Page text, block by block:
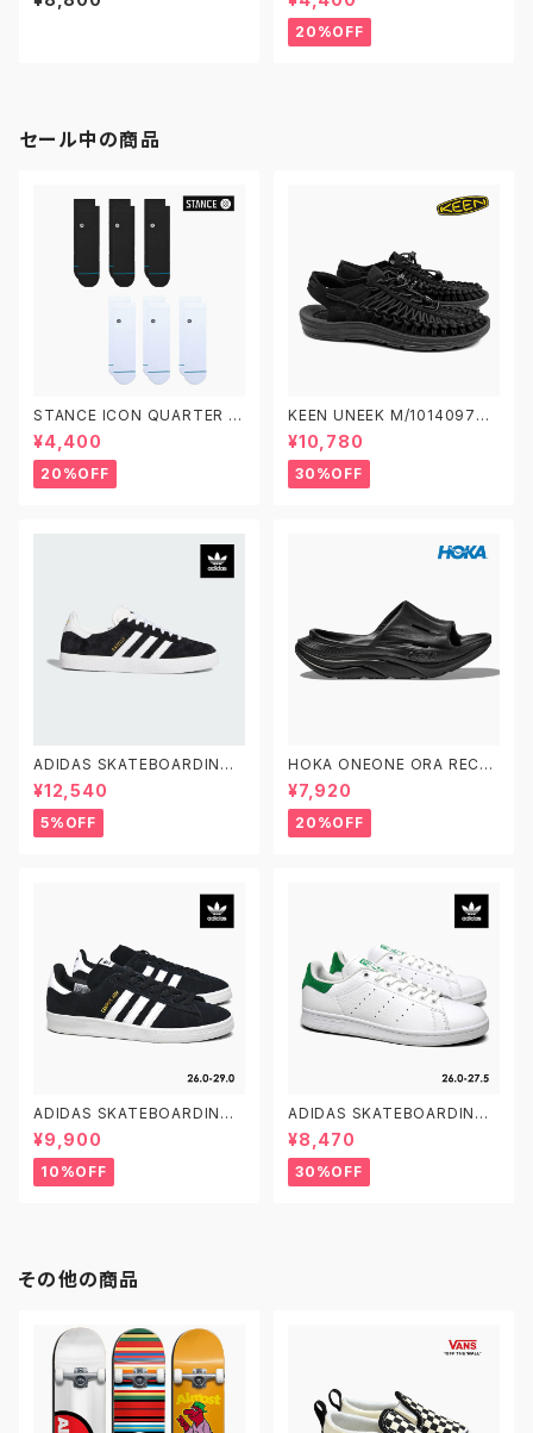
ァンズ スケートオーセンティック
アイコン クオーター 3足セット
ソックス 靴下
20%OFF
セール中の商品
STANCE ICON QUARTER 3
PACK A356A21IQP スタンス
アイコン クオーター 3足セット
ソックス 靴下
¥4,400
20%OFF
KEEN UNEEK M/1014097
W/1014099 キーン ユニーク
¥10,780
30%OFF
ADIDAS SKATEBOARDING
GAZELLE ADV FX6563 23.0
-29.0 アディダス スケートボー
ディング ガゼルADV スエード
黒白
¥12,540
5%OFF
HOKA ONEONE ORA RECO
VERY SLIDE 3 ホカオネオネ
オラ リカバリー スライド 3 109
9675 BDGGR メンズ リカバリ
ーサンダル
¥7,920
20%OFF
ADIDAS SKATEBOARDING
CAMPUS ADV B22716 26.0
-29.0 アディダス スケートボー
ディング キャンパスADV
¥9,900
10%OFF
ADIDAS SKATEBOARDING
STAN SMITH ADV GX9753
26.0-27.5 アディダス スケート
ボーディング スタンスミスADV
スケシュー
¥8,470
30%OFF
その他の商品